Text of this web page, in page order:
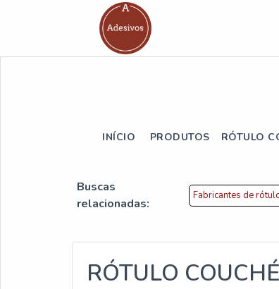
INÍCIO PRODUTOS RÓTULO
Buscas
relacionadas:
Fabricantes de
RÓTULO COUCHÉ